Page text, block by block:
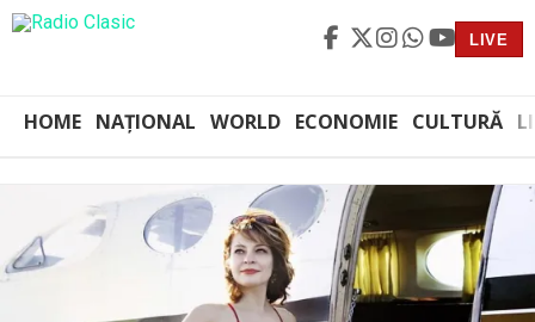
LIVE
HOME NAȚIONAL WORLD ECONOMIE CULTURĂ